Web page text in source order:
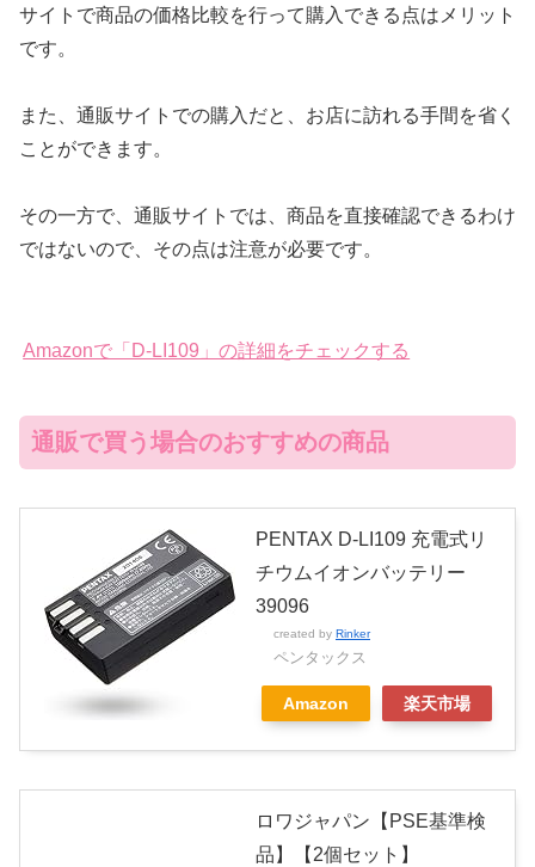
サイトで商品の価格比較を行って購入できる点はメリット
です。
また、通販サイトでの購入だと、お店に訪れる手間を省く
ことができます。
その一方で、通販サイトでは、商品を直接確認できるわけ
ではないので、その点は注意が必要です。
Amazonで「D-LI109」の詳細をチェックする
通販で買う場合のおすすめの商品
PENTAX D-LI109 充電式リ
チウムイオンバッテリー
39096
created by Rinker
ペンタックス
Amazon 楽天市場
ロワジャパン【PSE基準検
品】【2個セット】